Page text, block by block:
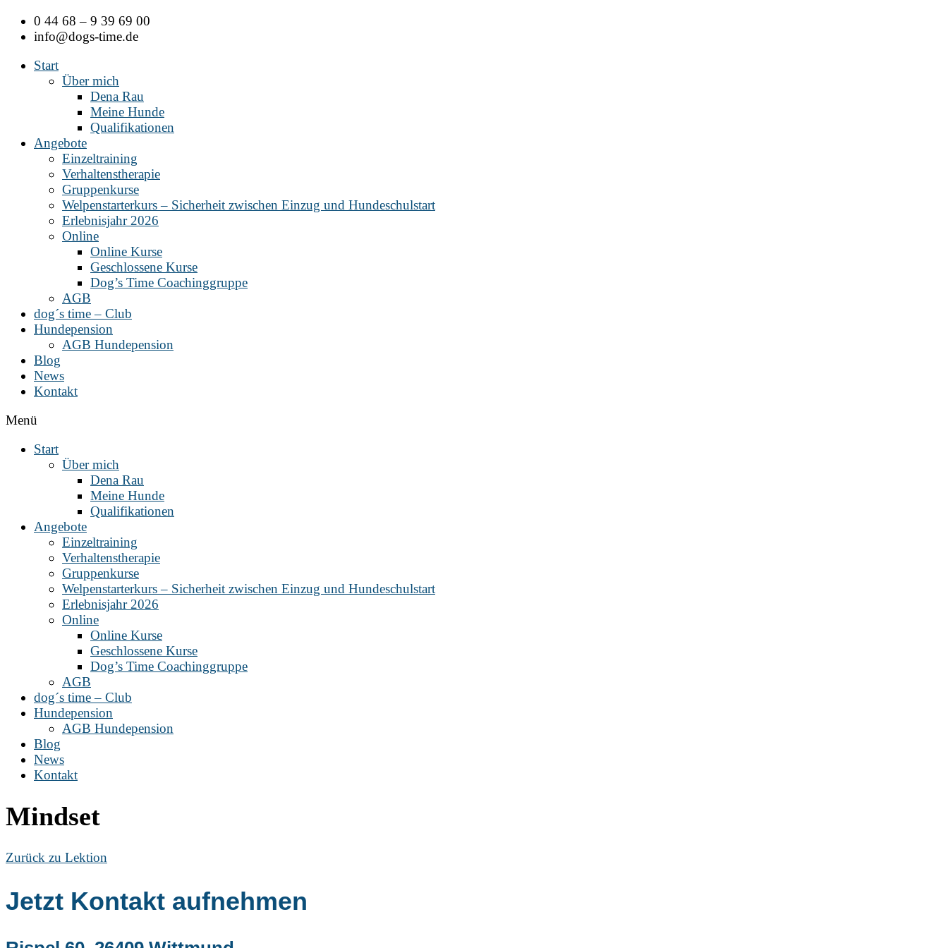
Zum
Inhalt
0 44 68 – 9 39 69 00
info@dogs-time.de
Start
Über mich
Dena Rau
Meine Hunde
Qualifikationen
Angebote
Einzeltraining
Verhaltenstherapie
Gruppenkurse
Welpenstarterkurs – Sicherheit zwischen Einzug und Hundeschulstart
Erlebnisjahr 2026
Online
Online Kurse
Geschlossene Kurse
Dog’s Time Coachinggruppe
AGB
dog´s time – Club
Hundepension
AGB Hundepension
Blog
News
Kontakt
Menü
Start
Über mich
Dena Rau
Meine Hunde
Qualifikationen
Angebote
Einzeltraining
Verhaltenstherapie
Gruppenkurse
Welpenstarterkurs – Sicherheit zwischen Einzug und Hundeschulstart
Erlebnisjahr 2026
Online
Online Kurse
Geschlossene Kurse
Dog’s Time Coachinggruppe
AGB
dog´s time – Club
Hundepension
AGB Hundepension
Blog
News
Kontakt
Mindset
Zurück zu Lektion
Jetzt Kontakt aufnehmen